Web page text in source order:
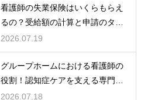
看護師の失業保険はいくらもらえ
るの？受給額の計算と申請のタイ
ミング
2026.07.19
グループホームにおける看護師の
役割！認知症ケアを支える専門的
な力
2026.07.18